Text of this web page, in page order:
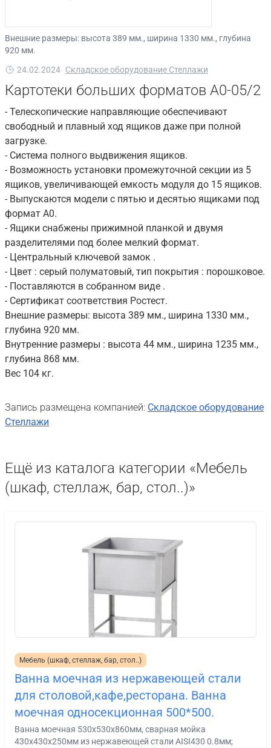
Внешние размеры: высота 389 мм., ширина 1330 мм., глубина
920 мм.
24.02.2024 Складское оборудование Стеллажи
Картотеки больших форматов A0-05/2
- Телескопические направляющие обеспечивают
свободный и плавный ход ящиков даже при полной
загрузке.
- Система полного выдвижения ящиков.
- Возможность установки промежуточной секции из 5
ящиков, увеличивающей емкость модуля до 15 ящиков.
- Выпускаются модели с пятью и десятью ящиками под
формат А0.
- Ящики снабжены прижимной планкой и двумя
разделителями под более мелкий формат.
- Центральный ключевой замок .
- Цвет : серый полуматовый, тип покрытия : порошковое.
- Поставляются в собранном виде .
- Сертификат соответствия Ростест.
Внешние размеры: высота 389 мм., ширина 1330 мм.,
глубина 920 мм.
Внутренние размеры : высота 44 мм., ширина 1235 мм.,
глубина 868 мм.
Вес 104 кг.
Запись размещена компанией: Складское оборудование
Стеллажи
Ещё из каталога категории «Мебель
(шкаф, стеллаж, бар, стол..)»
Мебель (шкаф, стеллаж, бар, стол..)
Ванна моечная из нержавеющей стали
для столовой,кафе,ресторана. Ванна
моечная односекционная 500*500.
Ванна моечная 530х530х860мм, сварная мойка
430х430х250мм из нержавеющей стали AISI430 0.8мм;